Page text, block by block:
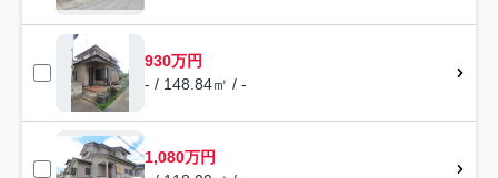
930万円
- / 148.84㎡ / -
1,080万円